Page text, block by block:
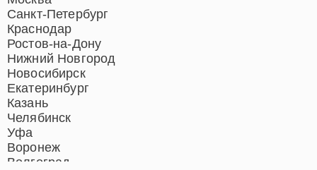
Санкт-Петербург
Краснодар
Ростов-на-Дону
Нижний Новгород
Новосибирск
Екатеринбург
Казань
Челябинск
Уфа
Воронеж
Волгоград
кинотеатров
Ремонт микрофонов
Ремонт акустических
систем